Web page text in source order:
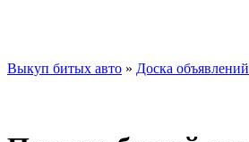
Выкуп битых авто » Доска объявлений